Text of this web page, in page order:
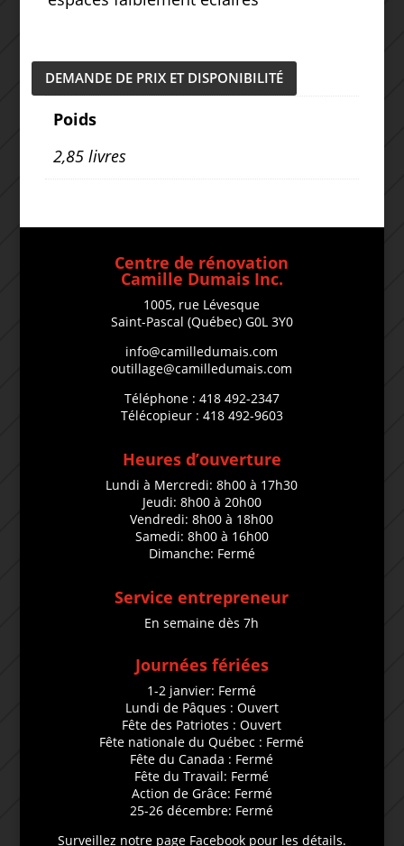
DEMANDE DE PRIX ET DISPONIBILITÉ
Poids
2,85 livres
Centre de rénovation
Camille Dumais Inc.
1005, rue Lévesque
Saint-Pascal (Québec) G0L 3Y0
info@camilledumais.com
outillage@camilledumais.com
Téléphone : 418 492-2347
Télécopieur : 418 492-9603
Heures d’ouverture
Lundi à Mercredi: 8h00 à 17h30
Jeudi: 8h00 à 20h00
Vendredi: 8h00 à 18h00
Samedi: 8h00 à 16h00
Dimanche: Fermé
Service entrepreneur
En semaine dès 7h
Journées fériées
1-2 janvier: Fermé
Lundi de Pâques : Ouvert
Fête des Patriotes : Ouvert
Fête nationale du Québec : Fermé
Fête du Canada : Fermé
Fête du Travail: Fermé
Action de Grâce: Fermé
25-26 décembre: Fermé
Surveillez notre page Facebook pour les détails.